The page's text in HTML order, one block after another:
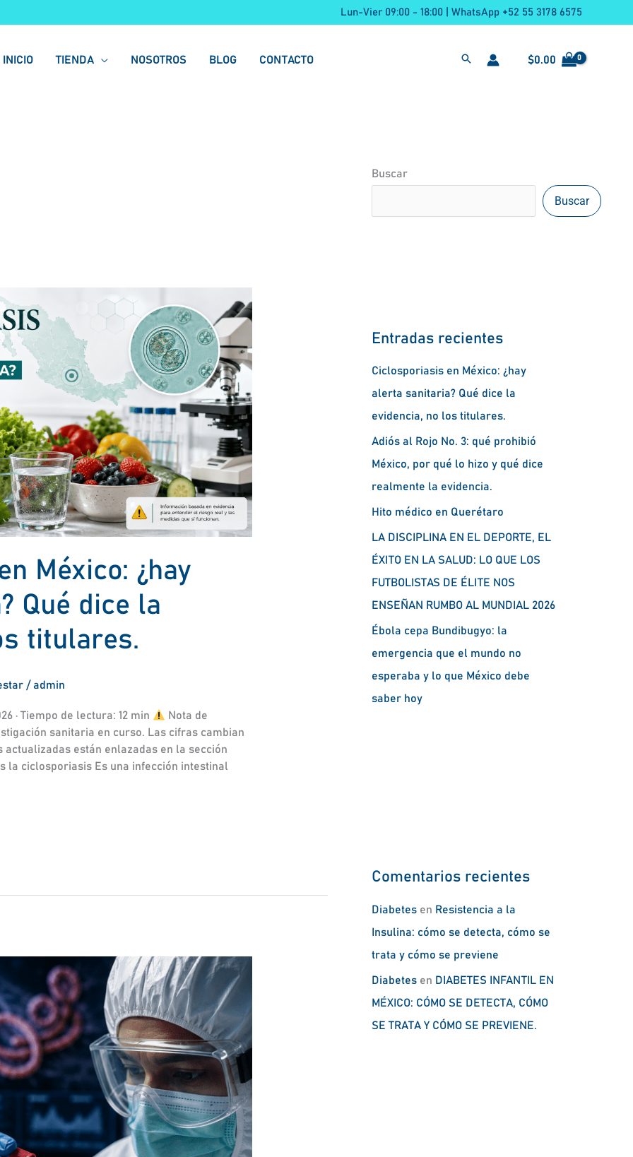
Lun-Vier 09:00 - 18:00 | WhatsApp +52 55 3178 6575
INICIO TIENDA NOSOTROS BLOG CONTACTO $0.00
México: ¿hay
Qué dice la
titulares.
/ admin
· Tiempo de lectura: 12 min
Nota de
sanitaria en curso. Las cifras cambian
actualizadas están enlazadas en la sección
la ciclosporiasis Es una infección intestinal
Buscar
Buscar
Entradas recientes
Ciclosporiasis en México: ¿hay
alerta sanitaria? Qué dice la
evidencia, no los titulares.
Adiós al Rojo No. 3: qué prohibió
México, por qué lo hizo y qué dice
realmente la evidencia.
Hito médico en Querétaro
LA DISCIPLINA EN EL DEPORTE, EL
ÉXITO EN LA SALUD: LO QUE LOS
FUTBOLISTAS DE ÉLITE NOS
ENSEÑAN RUMBO AL MUNDIAL 2026
Ébola cepa Bundibugyo: la
emergencia que el mundo no
esperaba y lo que México debe
saber hoy
Comentarios recientes
Diabetes en Resistencia a la
Insulina: cómo se detecta, cómo se
trata y cómo se previene
Diabetes en DIABETES INFANTIL EN
MÉXICO: CÓMO SE DETECTA, CÓMO
SE TRATA Y CÓMO SE PREVIENE.